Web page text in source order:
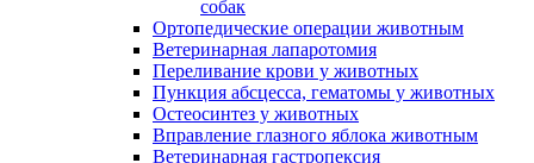
собак
Ортопедические операции животным
Ветеринарная лапаротомия
Переливание крови у животных
Пункция абсцесса, гематомы у животных
Остеосинтез у животных
Вправление глазного яблока животным
Ветеринарная гастропексия